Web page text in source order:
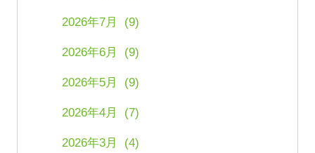
2026年7月 (9)
2026年6月 (9)
2026年5月 (9)
2026年4月 (7)
2026年3月 (4)